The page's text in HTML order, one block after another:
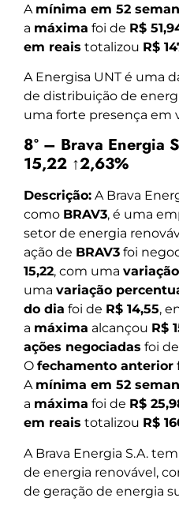
A mínima em 52
a máxima foi de R$
em reais totalizou R$
A Energisa UNT é uma
de distribuição de
uma forte presença em
8º – Brava Energia
15,22 ↑2,63%
Descrição: A Brava
como BRAV3, é uma
setor de energia
ação de BRAV3 foi
15,22, com uma
uma variação
do dia foi de R$ 14,55,
a máxima alcançou R$
ações negociadas foi de
O fechamento anterior
A mínima em 52
a máxima foi de R$
em reais totalizou R$
A Brava Energia S.A.
de energia renovável,
de geração de energia